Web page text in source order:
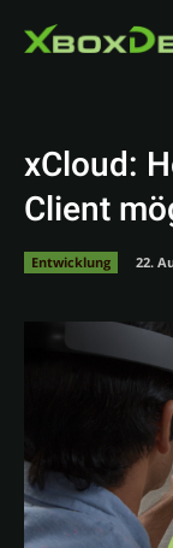
xCloud:
Client
Entwicklung 22.